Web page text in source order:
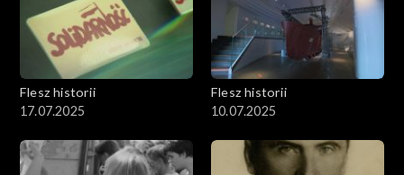
Flesz historii
17.07.2025
Flesz historii
10.07.2025